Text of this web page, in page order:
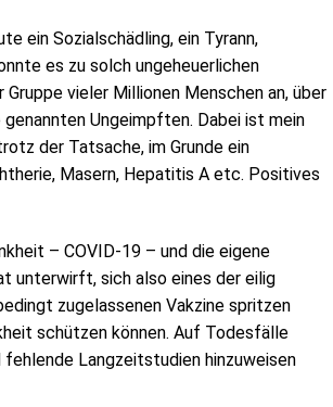
ein Sozialschädling, ein Tyrann,
es zu solch ungeheuerlichen
vieler Millionen Menschen an, über
Ungeimpften. Dabei ist mein
der Tatsache, im Grunde ein
Masern, Hepatitis A etc. Positives
– COVID-19 – und die eigene
unterwirft, sich also eines der eilig
zugelassenen Vakzine spritzen
schützen können. Auf Todesfälle
Langzeitstudien hinzuweisen